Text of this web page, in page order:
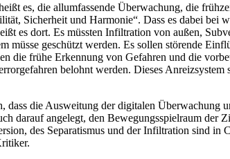
es, die allumfassende Überwachung, die
Sicherheit und Harmonie“. Dass es dabei
es dort. Es müssten Infiltration von außen,
geschützt werden. Es sollen störende
die frühe Erkennung von Gefahren und die
belohnt werden. Dieses
die Ausweitung der digitalen Überwachung
darauf angelegt, den Bewegungsspielraum der
des Separatismus und der Infiltration sind